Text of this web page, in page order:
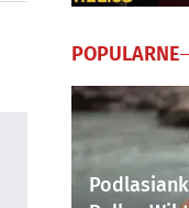
POPULARNE